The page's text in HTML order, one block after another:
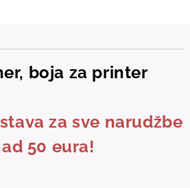
boja za printer
za sve narudžbe
50 eura!